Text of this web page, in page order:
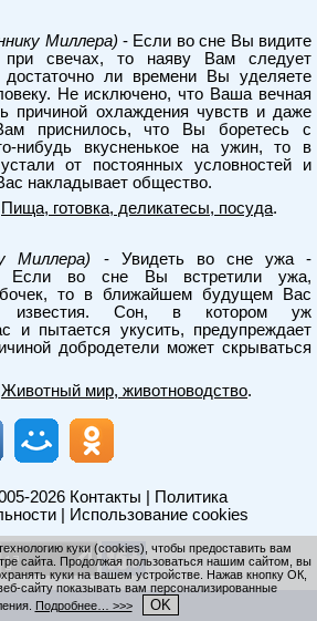
Миллера) - Если во сне Вы видите
при свечах, то наяву Вам следует
ли времени Вы уделяете
Не исключено, что Ваша вечная
причиной охлаждения чувств и даже
приснилось, что Вы боретесь с
нибудь вкусненькое на ужин, то в
от постоянных условностей и
накладывает общество.
Пища, готовка, деликатесы, посуда.
Миллера) - Увидеть во сне ужа -
Если во сне Вы встретили ужа,
то в ближайшем будущем Вас
известия. Сон, в котором уж
и пытается укусить, предупреждает
добродетели может скрываться
Животный мир, животноводство.
2026 Контакты
Политика
| Использование cookies
куки (cookies), чтобы предоставить вам
сайта. Продолжая пользоваться нашим сайтом, вы
куки на вашем устройстве. Нажав кнопку ОК,
сайту показывать вам персонализированные
Подробнее… >>> OK